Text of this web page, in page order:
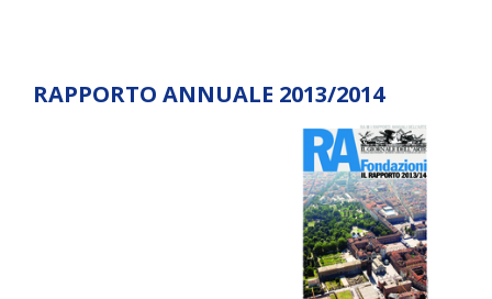
RAPPORTO ANNUALE 2013/2014